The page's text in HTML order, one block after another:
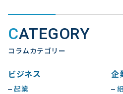
CATEGORY
コラムカテゴリー
ビジネス
起業
企